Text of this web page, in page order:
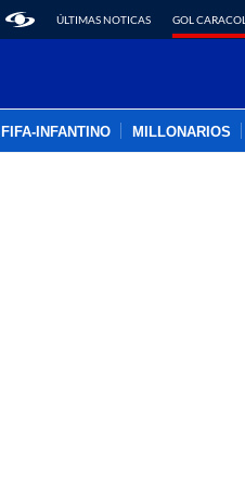
ÚLTIMAS NOTICAS GOL CARACOL
FIFA-INFANTINO MILLONARIOS